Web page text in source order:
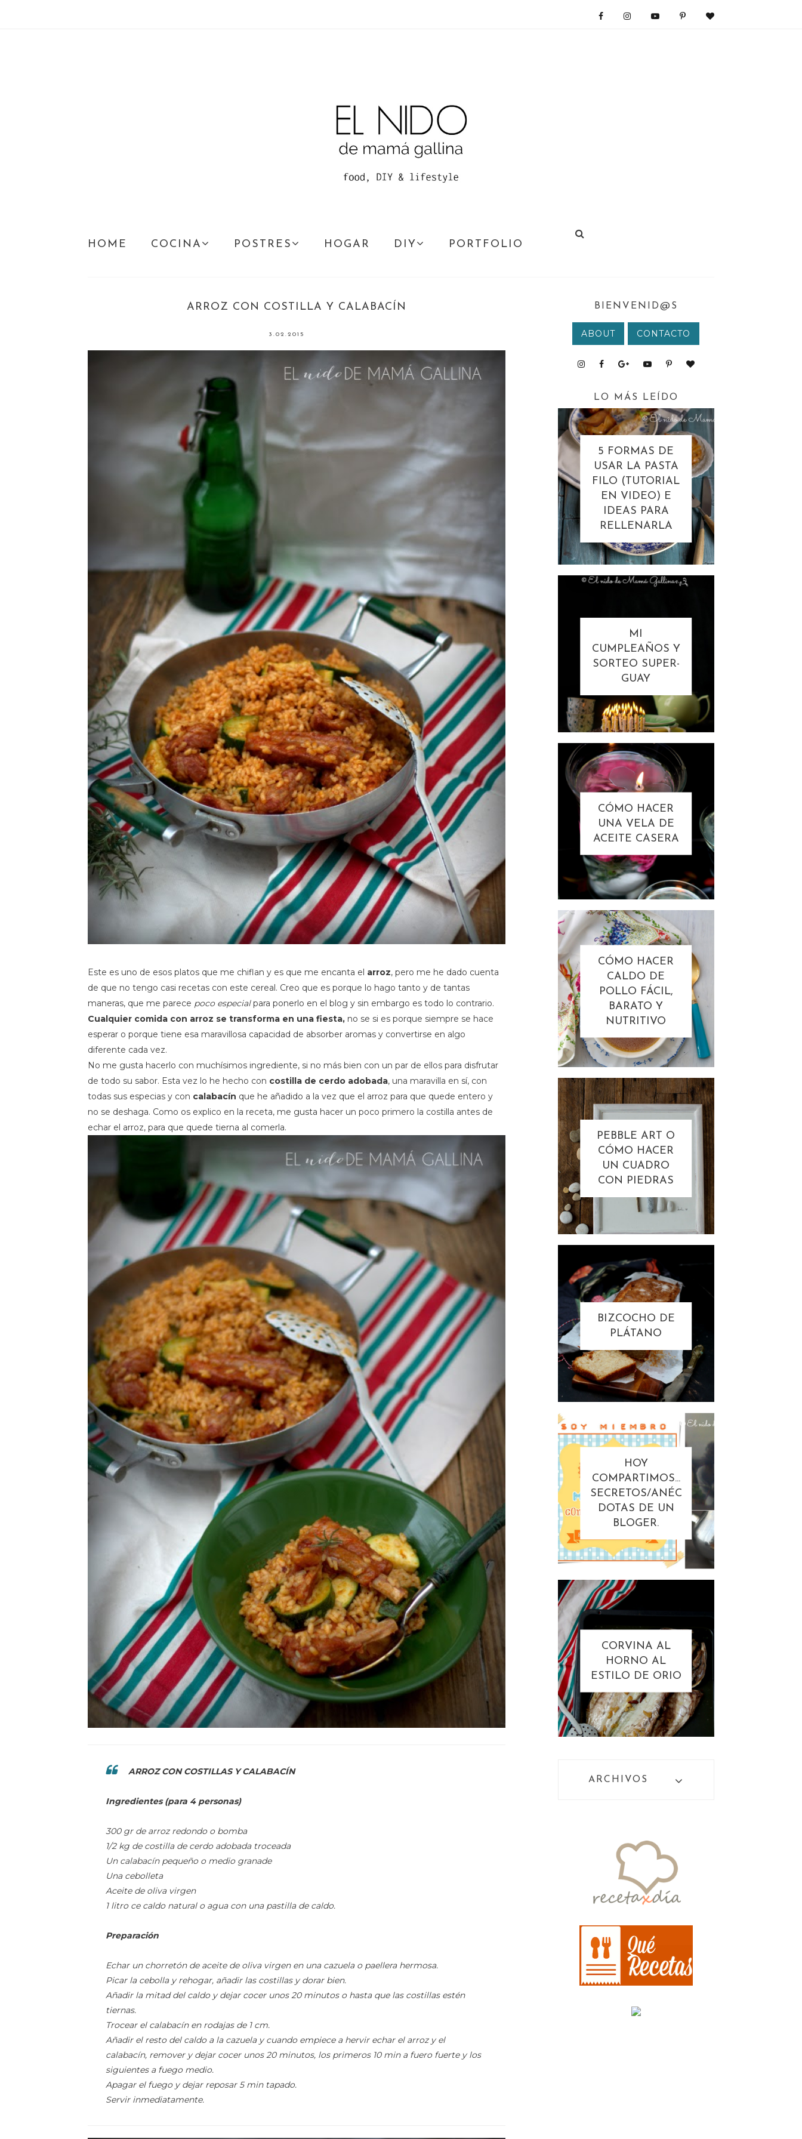
HOME COCINA POSTRES HOGAR DIY PORTFOLIO
ARROZ CON COSTILLA Y CALABACÍN
3.02.2015
Este es uno de esos platos que me chiflan y es que me encanta el arroz, pero me he dado cuenta
de que no tengo casi recetas con este cereal. Creo que es porque lo hago tanto y de tantas
maneras, que me parece poco especialpara ponerlo en el blog y sin embargo es todo lo contrario.
Cualquier comida con arroz se transforma en una fiesta, no se si es porque siempre se hace
esperar o porque tiene esa maravillosa capacidad de absorber aromas y convertirse en algo
diferente cada vez.
No me gusta hacerlo con muchísimos ingrediente, si no más bien con un par de ellos para disfrutar
de todo su sabor. Esta vez lo he hecho con costilla de cerdo adobada, una maravilla en sí, con
todas sus especias y con calabacín que he añadido a la vez que el arroz para que quede entero y
no se deshaga. Como os explico en la receta, me gusta hacer un poco primero la costilla antes de
echar el arroz, para que quede tierna al comerla.
ARROZ CON COSTILLAS Y CALABACÍN
Ingredientes (para 4 personas)
300 gr de arroz redondo o bomba
1/2 kg de costilla de cerdo adobada troceada
Un calabacín pequeño o medio granade
Una cebolleta
Aceite de oliva virgen
1 litro ce caldo natural o agua con una pastilla de caldo.
Preparación
Echar un chorretón de aceite de oliva virgen en una cazuela o paellera hermosa.
Picar la cebolla y rehogar, añadir las costillas y dorar bien.
Añadir la mitad del caldo y dejar cocer unos 20 minutos o hasta que las costillas estén
tiernas.
Trocear el calabacín en rodajas de 1 cm.
Añadir el resto del caldo a la cazuela y cuando empiece a hervir echar el arroz y el
calabacín, remover y dejar cocer unos 20 minutos, los primeros 10 min a fuero fuerte y los
siguientes a fuego medio.
Apagar el fuego y dejar reposar 5 min tapado.
Servir inmediatamente.
BIENVENID@S
ABOUT CONTACTO
LO MÁS LEÍDO
5 FORMAS DE
USAR LA PASTA
FILO (TUTORIAL
EN VIDEO) E
IDEAS PARA
RELLENARLA
MI
CUMPLEAÑOS Y
SORTEO SUPER-
GUAY
CÓMO HACER
UNA VELA DE
ACEITE CASERA
CÓMO HACER
CALDO DE
POLLO FÁCIL,
BARATO Y
NUTRITIVO
PEBBLE ART O
CÓMO HACER
UN CUADRO
CON PIEDRAS
BIZCOCHO DE
PLÁTANO
HOY
COMPARTIMOS...
SECRETOS/ANÉC
DOTAS DE UN
BLOGER.
CORVINA AL
HORNO AL
ESTILO DE ORIO
ARCHIVOS